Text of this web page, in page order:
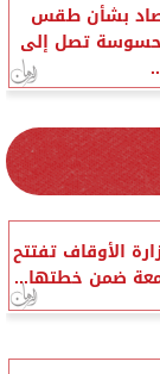
بشأن طقس
تصل إلى
الأوقاف تفتتح